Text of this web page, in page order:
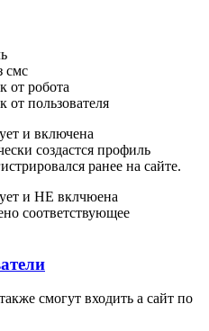
смс
от робота
от пользователя
и включена
создастся профиль
ранее на сайте.
и НЕ вклчюена
соответствующее
смогут входить а сайт по